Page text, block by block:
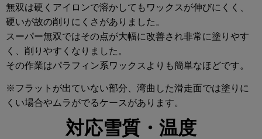
無双は硬くアイロンで溶かしてもワックスが伸びにくく、
硬いが故の削りにくさがありました。
スーパー無双ではその点が大幅に改善され非常に塗りやす
く、削りやすくなりました。
その作業はパラフィン系ワックスよりも簡単なほどです。
※フラットが出ていない部分、湾曲した滑走面では塗りに
くい場合やムラがでるケースがあります。
対応雪質・温度